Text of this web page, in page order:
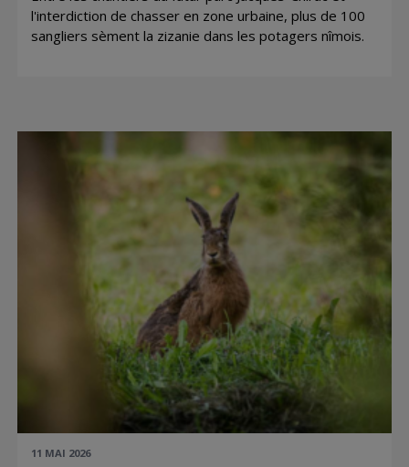
l'interdiction de chasser en zone urbaine, plus de 100
sangliers sèment la zizanie dans les potagers nîmois.
11 MAI 2026